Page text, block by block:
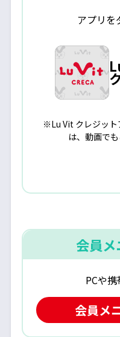
アプリを
※Lu Vit クレジット
は、動画で
会員メ
PCや
会員メ